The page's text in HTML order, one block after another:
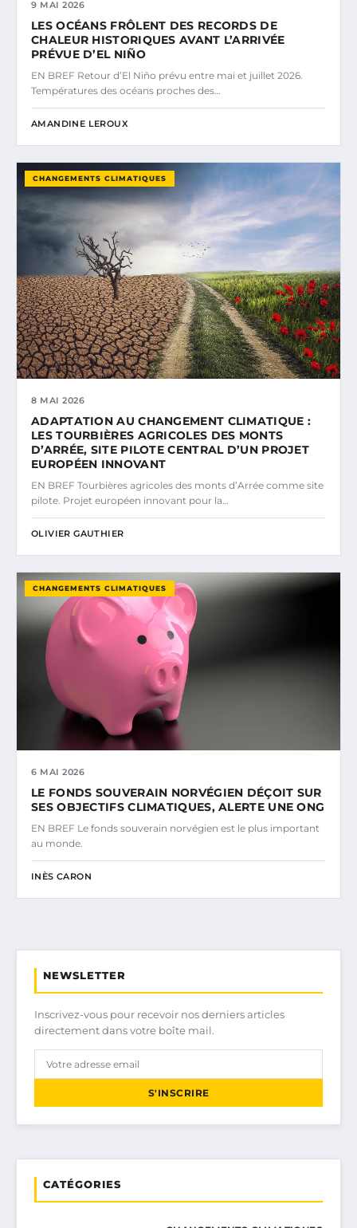
9 MAI 2026
LES OCÉANS FRÔLENT DES RECORDS DE
CHALEUR HISTORIQUES AVANT L’ARRIVÉE
PRÉVUE D’EL NIÑO
EN BREF Retour d’El Niño prévu entre mai et juillet 2026.
Températures des océans proches des…
AMANDINE LEROUX
CHANGEMENTS CLIMATIQUES
8 MAI 2026
ADAPTATION AU CHANGEMENT CLIMATIQUE :
LES TOURBIÈRES AGRICOLES DES MONTS
D’ARRÉE, SITE PILOTE CENTRAL D’UN PROJET
EUROPÉEN INNOVANT
EN BREF Tourbières agricoles des monts d’Arrée comme site
pilote. Projet européen innovant pour la…
OLIVIER GAUTHIER
CHANGEMENTS CLIMATIQUES
6 MAI 2026
LE FONDS SOUVERAIN NORVÉGIEN DÉÇOIT SUR
SES OBJECTIFS CLIMATIQUES, ALERTE UNE ONG
EN BREF Le fonds souverain norvégien est le plus important
au monde.
INÈS CARON
NEWSLETTER
Inscrivez-vous pour recevoir nos derniers articles
directement dans votre boîte mail.
S'INSCRIRE
CATÉGORIES